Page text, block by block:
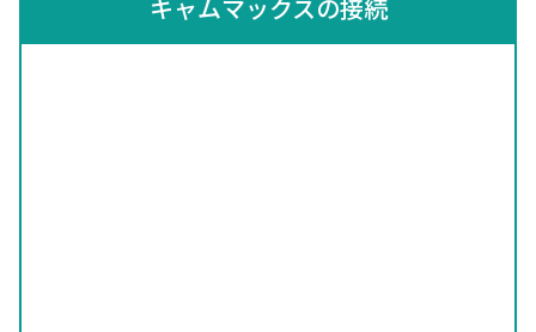
キャムマックスの接続